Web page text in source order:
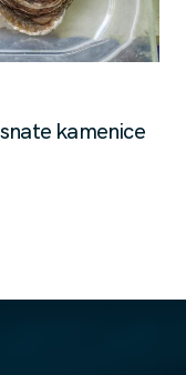
kamenice